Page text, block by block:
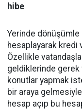
hibe
Yerinde
hesaplayarak
Özellikle
geldiklerinde gerek
konutlar yapmak
bir araya
hesap açıp bu